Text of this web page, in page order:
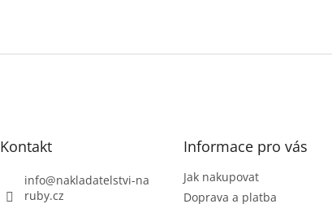
Kontakt
info@nakladatelstvi-na
ruby.cz
Informace pro vás
Jak nakupovat
Doprava a platba